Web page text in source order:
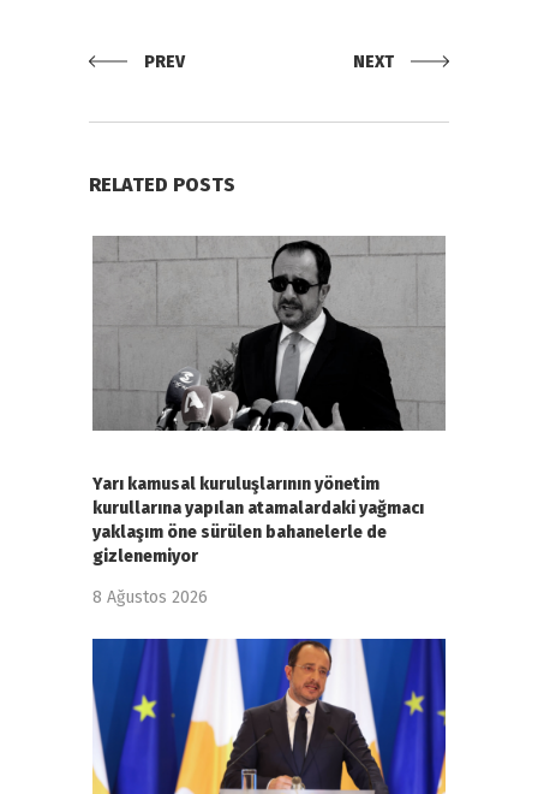
PREV NEXT
RELATED POSTS
Yarı kamusal kuruluşlarının yönetim
kurullarına yapılan atamalardaki yağmacı
yaklaşım öne sürülen bahanelerle de
gizlenemiyor
8 Ağustos 2026